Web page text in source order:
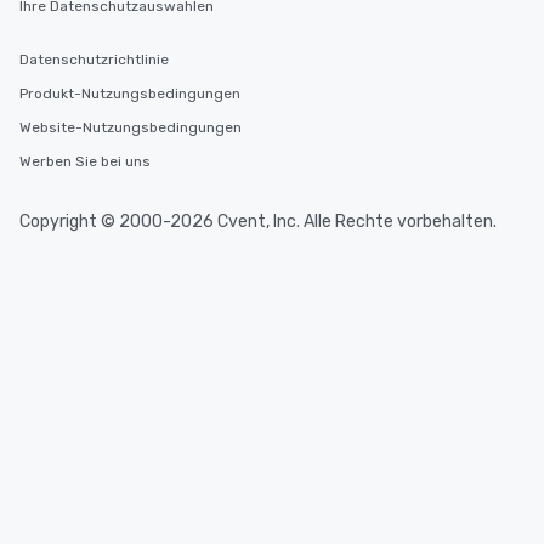
after work, we can coordinate with
you to provide options that fit your
needs. Go for as Long or as Short as
scheduling, Lip Smacking Foodie
durations. Our shortest tour is about
Ihre Datenschutzauswahlen
Datenschutzrichtlinie
Produkt-Nutzungsbedingungen
Website-Nutzungsbedingungen
Werben Sie bei uns
Copyright © 2000-2026 Cvent, Inc. Alle Rechte vorbehalten.